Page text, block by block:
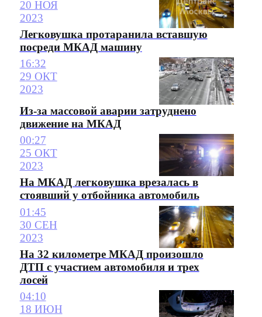
20 НОЯ
2023
Легковушка протаранила вставшую
посреди МКАД машину
16:32
29 ОКТ
2023
Из-за массовой аварии затруднено
движение на МКАД
00:27
25 ОКТ
2023
На МКАД легковушка врезалась в
стоявший у отбойника автомобиль
01:45
30 СЕН
2023
На 32 километре МКАД произошло
ДТП с участием автомобиля и трех
лосей
04:10
18 ИЮН